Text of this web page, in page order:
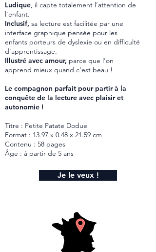
Ludique, il capte totalement l’attention de
l’enfant.
Inclusif, sa lecture est facilitée par une
interface graphique pensée pour les
enfants porteurs de dyslexie ou en difficulté
d'apprentissage.
Illustré avec amour, parce que l’on
apprend mieux quand c’est beau !
Le compagnon parfait pour partir à la
conquête de la lecture avec plaisir et
autonomie !
Titre : Petite Patate Dodue
Format : 13.97 x 0.48 x 21.59 cm
Contenu : 58 pages
Âge : à partir de 5 ans
Je le veux !